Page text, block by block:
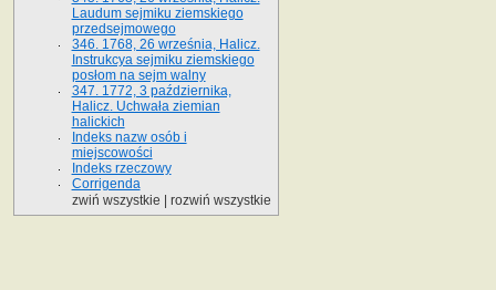
Laudum sejmiku ziemskiego
przedsejmowego
346. 1768, 26 września, Halicz.
Instrukcya sejmiku ziemskiego
posłom na sejm walny
347. 1772, 3 października,
Halicz. Uchwała ziemian
halickich
Indeks nazw osób i
miejscowości
Indeks rzeczowy
Corrigenda
zwiń wszystkie
rozwiń wszystkie